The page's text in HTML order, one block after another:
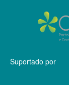
Suportado por